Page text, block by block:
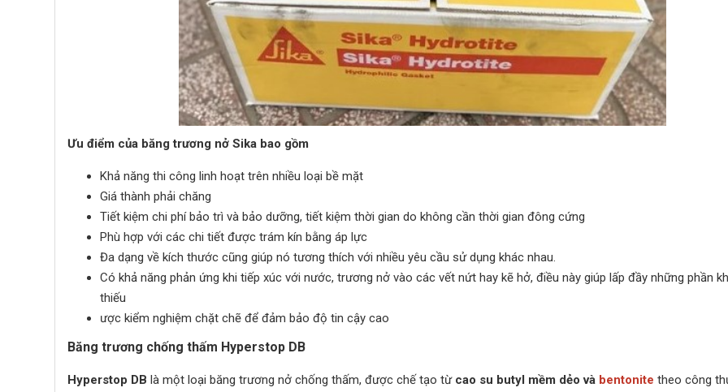
Ưu điểm của băng trương nở Sika bao gồm
Khả năng thi công linh hoạt trên nhiều loại bề mặt
Giá thành phải chăng
Tiết kiệm chi phí bảo trì và bảo dưỡng, tiết kiệm thời gian do không cần thời gian đông cứng
Phù hợp với các chi tiết được trám kín bằng áp lực
Đa dạng về kích thước cũng giúp nó tương thích với nhiều yêu cầu sử dụng khác nhau.
Có khả năng phản ứng khi tiếp xúc với nước, trương nở vào các vết nứt hay kẽ hở, điều này giúp lấp đầy những phần
thiếu
ược kiểm nghiệm chặt chẽ để đảm bảo độ tin cậy cao
Băng trương chống thấm Hyperstop DB
Hyperstop DB là một loại băng trương nở chống thấm, được chế tạo từ cao su butyl mềm dẻo và bentonite theo công